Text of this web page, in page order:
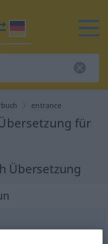
entrance
für
Übersetzung